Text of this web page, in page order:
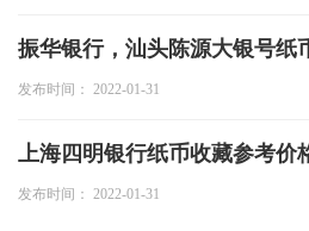
振华银行，汕头陈源大银号纸
发布时间： 2022-01-31
上海四明银行纸币收藏参考价
发布时间： 2022-01-31